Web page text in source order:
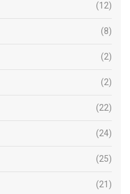
(12)
(8)
(2)
(2)
(22)
(24)
(25)
(21)